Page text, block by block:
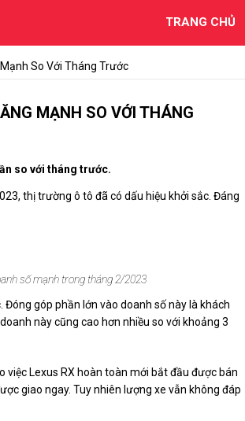
TRANG CHỦ
So Với Tháng Trước
MẠNH SO VỚI THÁNG
so với tháng trước.
thị trường ô tô đã có dấu hiệu khởi sắc. Đáng
số mạnh trong tháng 2/2023
góp phần lớn vào doanh số này là khách
này cũng cao hơn nhiều so với khoảng 3
Lexus RX hoàn toàn mới bắt đầu được bán
giao ngay. Tuy nhiên lượng xe vẫn không đáp